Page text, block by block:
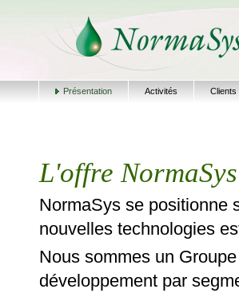
Présentation Activités Clients
L'offre NormaSys
NormaSys se positionne
nouvelles technologies
Nous sommes un
développement par